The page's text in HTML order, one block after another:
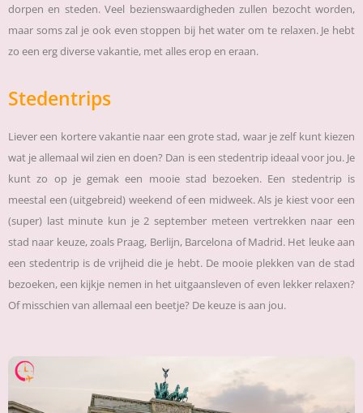
dorpen en steden. Veel bezienswaardigheden zullen bezocht worden,
maar soms zal je ook even stoppen bij het water om te relaxen. Je hebt
zo een erg diverse vakantie, met alles erop en eraan.
Stedentrips
Liever een kortere vakantie naar een grote stad, waar je zelf kunt kiezen
wat je allemaal wil zien en doen? Dan is een stedentrip ideaal voor jou. Je
kunt zo op je gemak een mooie stad bezoeken. Een stedentrip is
meestal een (uitgebreid) weekend of een midweek. Als je kiest voor een
(super) last minute kun je 2 september meteen vertrekken naar een
stad naar keuze, zoals Praag, Berlijn, Barcelona of Madrid. Het leuke aan
een stedentrip is de vrijheid die je hebt. De mooie plekken van de stad
bezoeken, een kijkje nemen in het uitgaansleven of even lekker relaxen?
Of misschien van allemaal een beetje? De keuze is aan jou.